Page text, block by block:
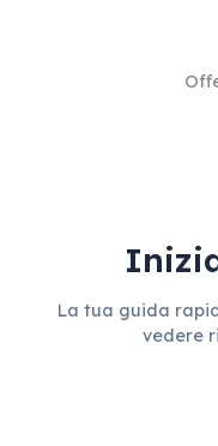
La tua guida
vedere